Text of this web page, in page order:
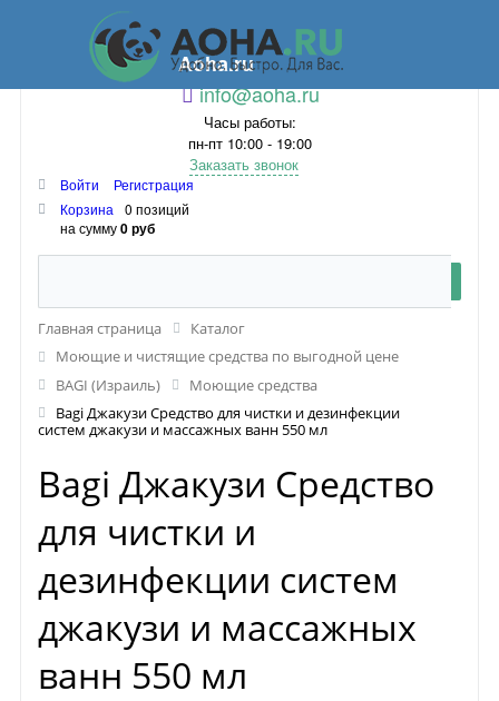
Aoha.ru
info@aoha.ru
Часы работы:
пн-пт 10:00 - 19:00
Заказать звонок
Войти
Регистрация
Корзина
0 позиций
на сумму0 руб
Главная страница
Каталог
Моющие и чистящие средства по выгодной цене
BAGI (Израиль)
Моющие средства
Bagi Джакузи Средство для чистки и дезинфекции
систем джакузи и массажных ванн 550 мл
Bagi Джакузи Средство
для чистки и
дезинфекции систем
джакузи и массажных
ванн 550 мл